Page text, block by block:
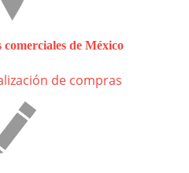
comerciales de México
de compras